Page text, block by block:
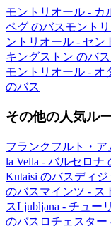
モントリオール - カ
ペグ のバスモント
ントリオール - セン
キングストン のバス
モントリオール - オ
のバス
その他の人気ル
フランクフルト・
la Vella - バルセロナ
Kutaisi のバスディ
のバスマインツ - ス
スLjubljana - チュー
のバス ロチェスター